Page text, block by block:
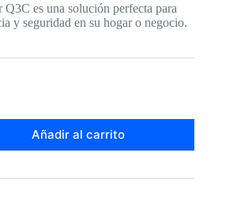
es una solución perfecta para
y seguridad en su hogar o negocio.
Añadir al carrito